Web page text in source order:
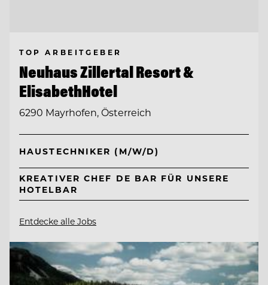
TOP ARBEITGEBER
Neuhaus Zillertal Resort &
ElisabethHotel
6290 Mayrhofen, Österreich
HAUSTECHNIKER (M/W/D)
KREATIVER CHEF DE BAR FÜR UNSERE
HOTELBAR
Entdecke alle Jobs